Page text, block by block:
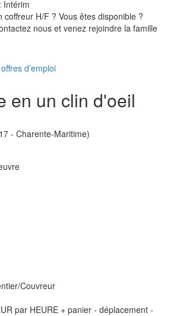
Intérim
coffreur H/F ? Vous êtes disponible ?
nous et venez rejoindre la famille
d’emploi
en un clin d'oeil
- Charente-Maritime)
Couvreur
par HEURE + panier - déplacement -